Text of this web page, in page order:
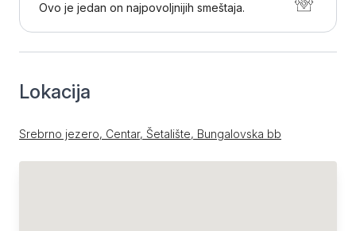
Ovo je jedan on najpovoljnijih smeštaja.
Lokacija
Srebrno jezero, Centar, Šetalište, Bungalovska bb